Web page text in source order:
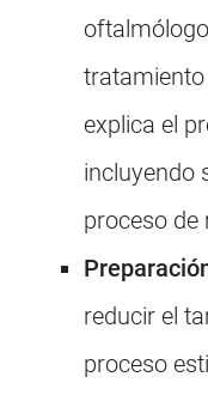
explica el
incluyendo
proceso de
reducir el
proceso